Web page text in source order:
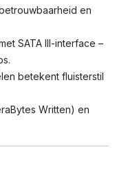
en
SATA III-interface –
betekent fluisterstil
Written) en